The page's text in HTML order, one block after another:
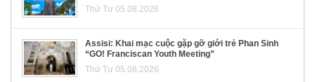
Thứ Tư 05.08.2026
Assisi: Khai mạc cuộc gặp gỡ giới trẻ Phan Sinh
“GO! Franciscan Youth Meeting”
Thứ Tư 05.08.2026